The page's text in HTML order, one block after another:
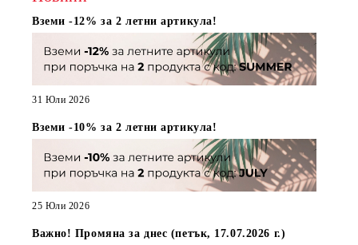
Вземи -12% за 2 летни артикула!
31 Юли 2026
Вземи -10% за 2 летни артикула!
25 Юли 2026
Важно! Промяна за днес (петък, 17.07.2026 г.)